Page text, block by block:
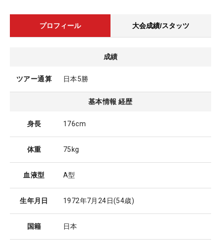
プロフィール 大会成績/スタッツ
成績
ツアー通算 日本5勝
基本情報 経歴
身長 176cm
体重 75kg
血液型 A型
生年月日 1972年7月24日(54歳)
国籍 日本